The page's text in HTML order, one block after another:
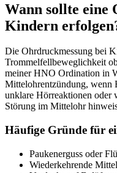
Wann sollte eine
Kindern
Die Ohrdruckmessung bei
Trommelfellbeweglichkeit
meiner HNO Ordination in
Mittelohrentzündung, wenn
unklare Hörreaktionen oder
Störung im Mittelohr
Häufige Gründe für
Paukenerguss oder
Wiederkehrende